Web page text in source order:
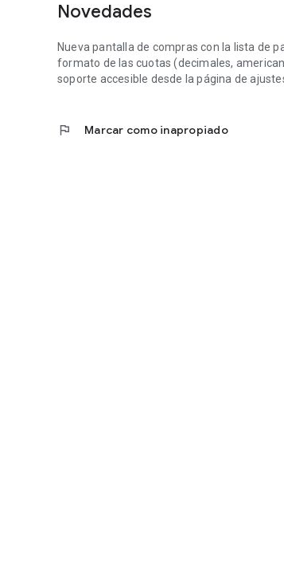
Novedades
Nueva pantalla de compras con la lista de
formato de las cuotas (decimales,
soporte accesible desde la página de
flag Marcar como inapropiado